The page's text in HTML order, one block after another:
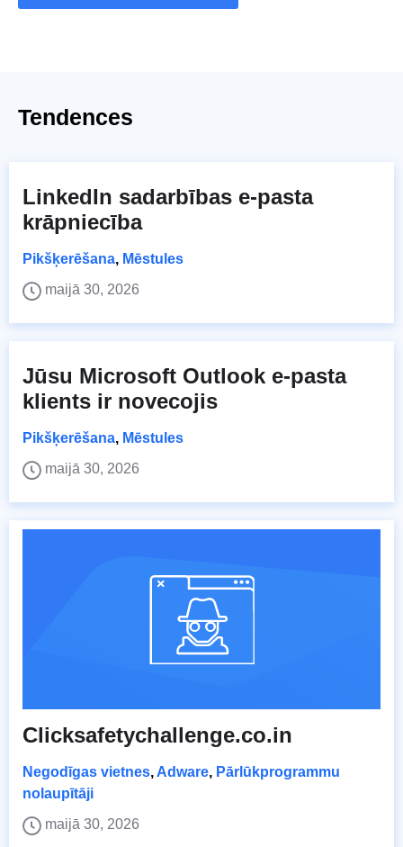
Tendences
LinkedIn sadarbības e-pasta
krāpniecība
Pikšķerēšana, Mēstules
maijā 30, 2026
Jūsu Microsoft Outlook e-pasta
klients ir novecojis
Pikšķerēšana, Mēstules
maijā 30, 2026
Clicksafetychallenge.co.in
Negodīgas vietnes, Adware, Pārlūkprogrammu
nolaupītāji
maijā 30, 2026